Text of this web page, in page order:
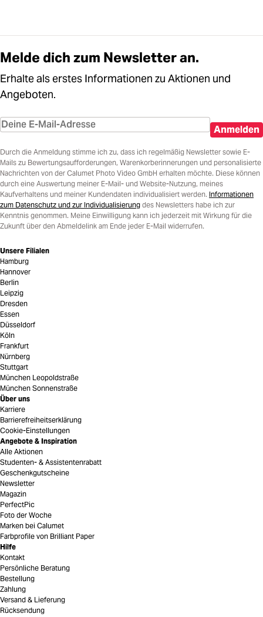
Melde dich zum Newsletter an.
Erhalte als erstes Informationen zu Aktionen und
Angeboten.
Anmelden
Durch die Anmeldung stimme ich zu, dass ich regelmäßig Newsletter sowie E-
Mails zu Bewertungsaufforderungen, Warenkorberinnerungen und personalisierte
Nachrichten von der Calumet Photo Video GmbH erhalten möchte. Diese können
durch eine Auswertung meiner E-Mail- und Website-Nutzung, meines
Kaufverhaltens und meiner Kundendaten individualisiert werden. Informationen
zum Datenschutz und zur Individualisierung des Newsletters habe ich zur
Kenntnis genommen. Meine Einwilligung kann ich jederzeit mit Wirkung für die
Zukunft über den Abmeldelink am Ende jeder E-Mail widerrufen.
Unsere Filialen
Hamburg
Hannover
Berlin
Leipzig
Dresden
Essen
Düsseldorf
Köln
Frankfurt
Nürnberg
Stuttgart
München Leopoldstraße
München Sonnenstraße
Über uns
Karriere
Barrierefreiheitserklärung
Cookie-Einstellungen
Angebote & Inspiration
Alle Aktionen
Studenten- & Assistentenrabatt
Geschenkgutscheine
Newsletter
Magazin
PerfectPic
Foto der Woche
Marken bei Calumet
Farbprofile von Brilliant Paper
Hilfe
Kontakt
Persönliche Beratung
Bestellung
Zahlung
Versand & Lieferung
Rücksendung